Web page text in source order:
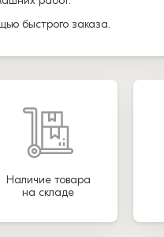
быстрого заказа.
Наличие товара
на складе